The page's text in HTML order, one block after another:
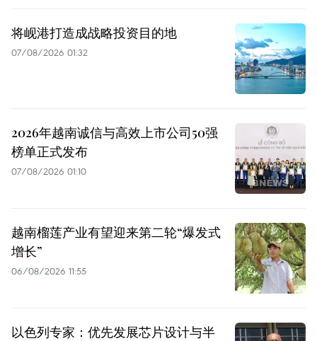
将岘港打造成战略投资目的地
07/08/2026 01:32
2026年越南诚信与高效上市公司50强
榜单正式发布
07/08/2026 01:10
越南榴莲产业有望迎来第二轮“爆发式
增长”
06/08/2026 11:55
以色列专家：优先发展芯片设计与半